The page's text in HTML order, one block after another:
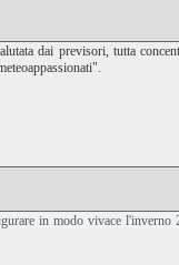
dai previsori, tutta
in modo vivace